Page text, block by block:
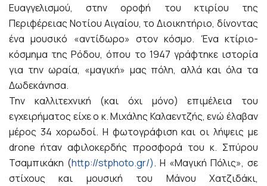
Ευαγγελισμού, στην οροφή του κτιρίου της
Περιφέρειας Νοτίου Αιγαίου, το Διοικητήριο, δίνοντας
ένα μουσικό «αντίδωρο» στον κόσμο. Ένα κτίριο-
κόσμημα της Ρόδου, όπου το 1947 γράφτηκε ιστορία
για την ωραία, «μαγική» μας πόλη, αλλά και όλα τα
Δωδεκάνησα.
Την καλλιτεχνική (και όχι μόνο) επιμέλεια του
εγχειρήματος είχε ο κ. Μιχάλης Καλαεντζής, ενώ έλαβαν
μέρος 34 χορωδοί. Η φωτογράφιση και οι λήψεις με
drone ήταν αφιλοκερδής προσφορά του κ. Σπύρου
Τσαμπικάκη (http://stphoto.gr/). Η «Μαγική Πόλις», σε
στίχους και μουσική του Μάνου Χατζιδάκι,